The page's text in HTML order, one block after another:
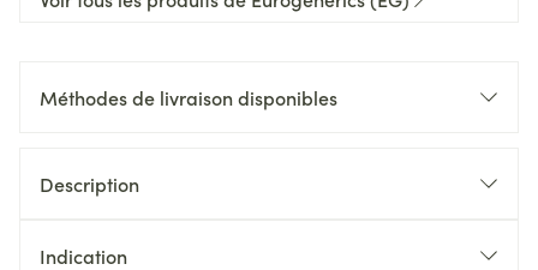
Méthodes de livraison disponibles
Description
Indication